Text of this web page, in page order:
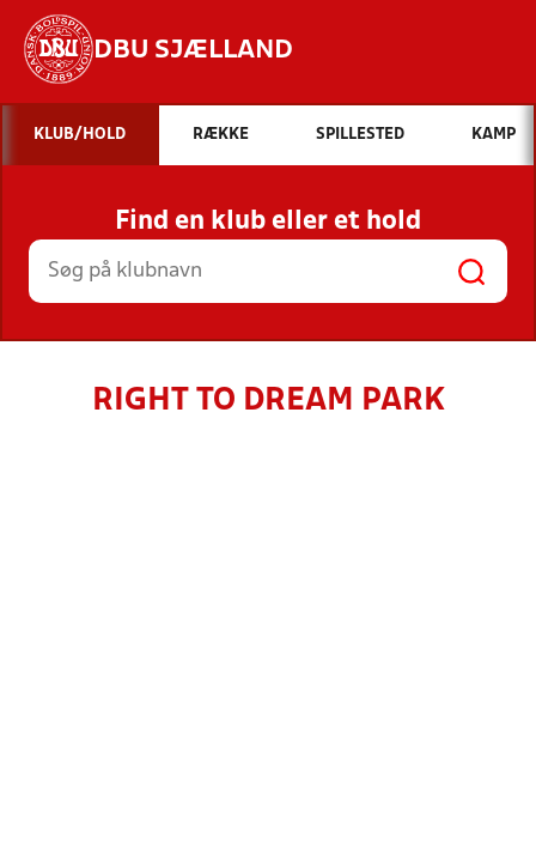
DBU SJÆLLAND
Hvad vil du søge efter?
INDHOLD OG NYHEDER
STILLINGER, RESULTATER, KLUBBER OG
HOLD
KLUB/HOLD RÆKKE SPILLESTED KAMP
Find en klub eller et hold
RIGHT TO DREAM PARK